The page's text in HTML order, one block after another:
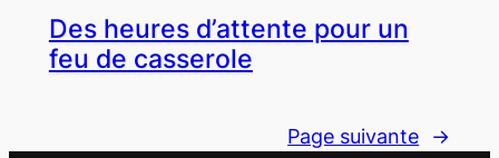
Des heures d’attente pour un
feu de casserole
Page suivante →